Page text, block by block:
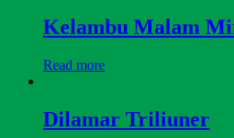
Kelambu Malam
Read more
Dilamar Triliuner